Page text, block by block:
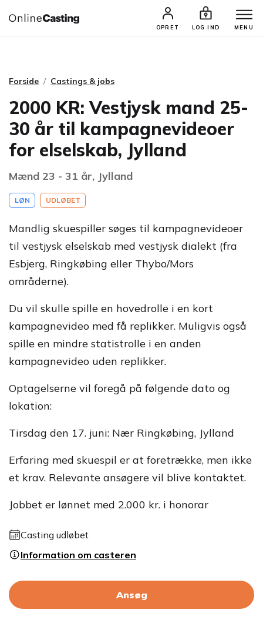
OPRET LOG IND MENU
CASTINGS & JOBS SØG PROFIL
Forside Castings & jobs
2000 KR: Vestjysk mand 25-
30 år til kampagnevideoer
for elselskab, Jylland
Mænd 23 - 31 år, Jylland
LØN UDLØBET
Mandlig skuespiller søges til kampagnevideoer
til vestjysk elselskab med vestjysk dialekt (fra
Esbjerg, Ringkøbing eller Thybo/Mors
områderne).
Du vil skulle spille en hovedrolle i en kort
kampagnevideo med få replikker. Muligvis også
spille en mindre statistrolle i en anden
kampagnevideo uden replikker.
Optagelserne vil foregå på følgende dato og
lokation:
Tirsdag den 17. juni: Nær Ringkøbing, Jylland
Erfaring med skuespil er at foretrække, men ikke
et krav. Relevante ansøgere vil blive kontaktet.
Jobbet er lønnet med 2.000 kr. i honorar
Casting udløbet
Information om casteren
Ansøg